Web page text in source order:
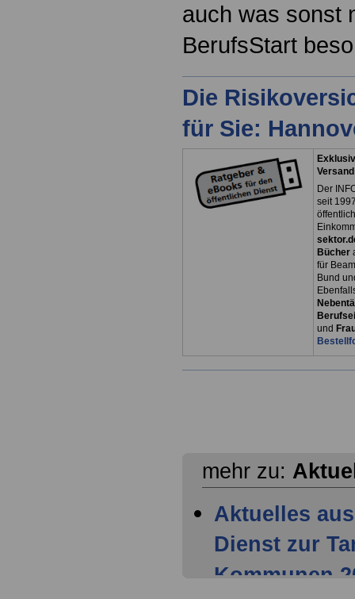
auch was sonst
BerufsStart
Die
für Sie:
Der
seit
Bücher
für
Bund
und
mehr zu:
Aktuelles
Dienst zur
Kommunen